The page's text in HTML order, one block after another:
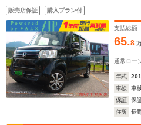
ンテリキー 車検整備付き 一年
販売店保証 購入プラン付
支払総額
65.8
通常ロー
年式
車検
車
保証
保
住所
長